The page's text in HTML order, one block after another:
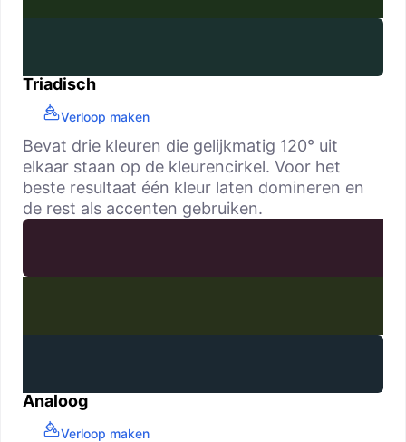
Triadisch
Verloop maken
Bevat drie kleuren die gelijkmatig 120° uit
elkaar staan op de kleurencirkel. Voor het
beste resultaat één kleur laten domineren en
de rest als accenten gebruiken.
Analoog
Verloop maken